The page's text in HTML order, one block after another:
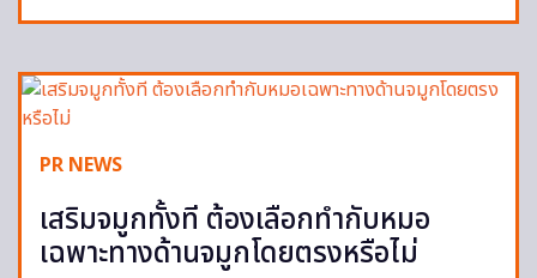
PR NEWS
เสริมจมูกทั้งที ต้องเลือกทำกับหมอ
เฉพาะทางด้านจมูกโดยตรงหรือไม่